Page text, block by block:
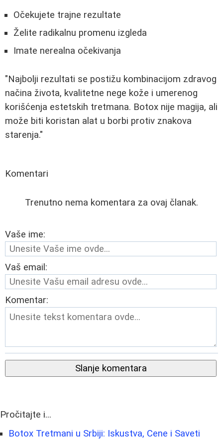
Očekujete trajne rezultate
Želite radikalnu promenu izgleda
Imate nerealna očekivanja
"Najbolji rezultati se postižu kombinacijom zdravog
načina života, kvalitetne nege kože i umerenog
korišćenja estetskih tretmana. Botox nije magija, ali
može biti koristan alat u borbi protiv znakova
starenja."
Komentari
Trenutno nema komentara za ovaj članak.
Vaše ime:
Vaš email:
Komentar:
Slanje komentara
Pročitajte i...
Botox Tretmani u Srbiji: Iskustva, Cene i Saveti